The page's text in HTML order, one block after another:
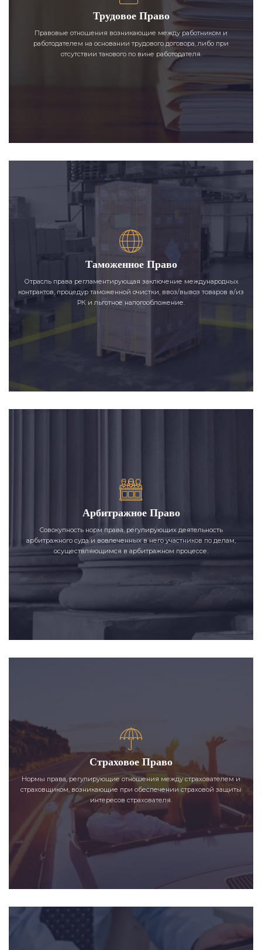
Трудовое Право
Правовые отношения возникающие между работником и
работодателем на основании трудового договора, либо при
отсутствии такового по вине работодателя.
Таможенное Право
Отрасль права регламентирующая заключение международных
контрактов, процедур таможенной очистки, ввоз/вывоз товаров в/из
РК и льготное налогообложение.
Арбитражное Право
Совокупность норм права, регулирующих деятельность
арбитражного суда и вовлеченных в него участников по делам,
осуществляющимся в арбитражном процессе.
Страховое Право
Нормы права, регулирующие отношения между страхователем и
страховщиком, возникающие при обеспечении страховой защиты
интересов страхователя.